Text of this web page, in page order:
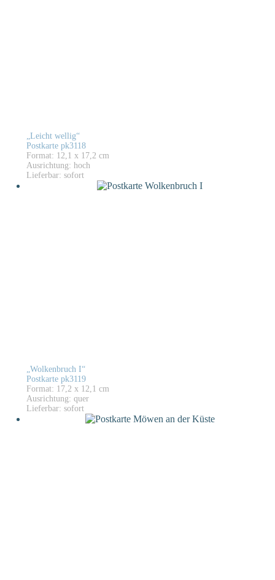
„Leicht wellig“
Postkarte pk3118
Format: 12,1 x 17,2 cm
Ausrichtung: hoch
Lieferbar: sofort
„Wolkenbruch I“
Postkarte pk3119
Format: 17,2 x 12,1 cm
Ausrichtung: quer
Lieferbar: sofort